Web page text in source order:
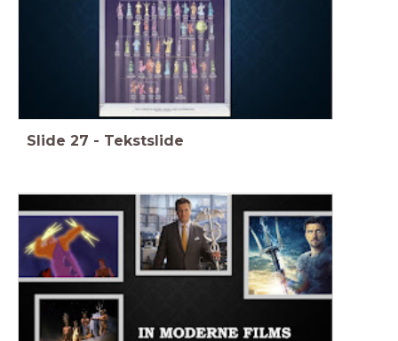
Slide 27 - Tekstslide